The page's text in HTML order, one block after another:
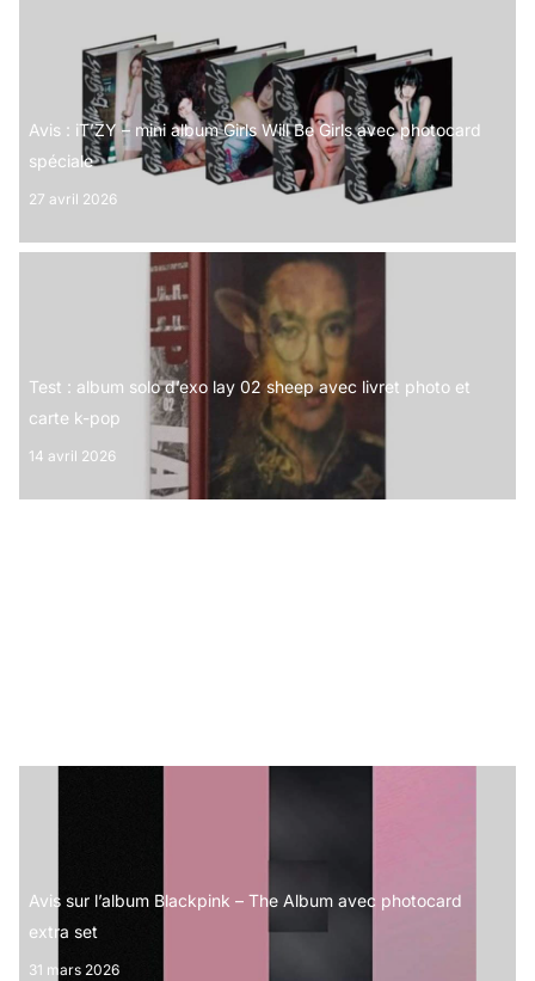
Avis : iT’ZY – mini album Girls Will Be Girls avec photocard
spéciale
27 avril 2026
Test : album solo d’exo lay 02 sheep avec livret photo et
carte k-pop
14 avril 2026
Avis sur l’album Blackpink – The Album avec photocard
extra set
31 mars 2026